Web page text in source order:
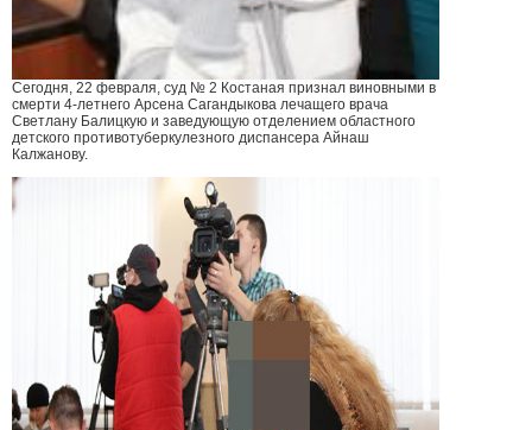
Сегодня, 22 февраля, суд № 2 Костаная признал виновными в
смерти 4-летнего Арсена Сагандыкова лечащего врача
Светлану Балицкую и заведующую отделением областного
детского противотуберкулезного диспансера Айнаш
Калжанову.